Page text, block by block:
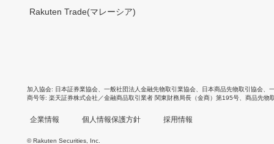
Rakuten Trade(マレーシア)
加入協会 日本証券業協会 一般社団法人金融先物取引業協会 日本商品先物取引協会
商号等 楽天証券株式会社／金融商品取引業者 関東財務局長（金商）第195号、商品先物
企業情報 個人情報保護方針 採用情報
© Rakuten Securities, Inc.